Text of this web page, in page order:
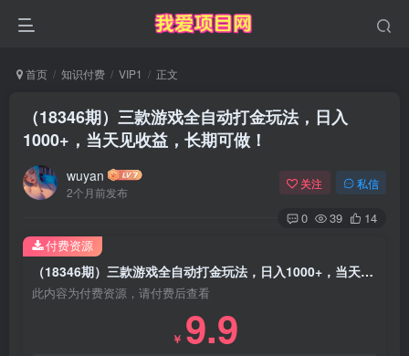
首页 知识付费 VIP1 正文
（18346期）三款游戏全自动打金玩法，日入
1000+，当天见收益，长期可做！
wuyan
2个月前发布
关注 私信
0 39 14
（18346期）三款游戏全自动打金玩法，日入1000+，当天见收益，长期可做！
此内容为付费资源，请付费后查看
￥ 9.9
付费资源